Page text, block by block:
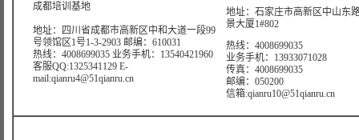
成都培训基地
地址：四川省成都市高新区中和大道一段99
号领馆区1号1-3-2903 邮编：610031
热线：4008699035 业务手机：13540421960
客服QQ:1325341129 E-
mail:qianru4@51qianru.cn
地址：石家庄市高新区中山东
景大厦1#802
热线：4008699035
业务手机：13933071028
传真：4008699035
邮编：050200
信箱:qianru10@51qianru.cn